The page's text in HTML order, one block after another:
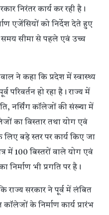
निरंतर कार्य कर रही है।
एजेंसियों को निर्देश देते हुए
समय सीमा से पहले एवं उच्च
ने कहा कि प्रदेश में स्वास्थ्य
परिवर्तन हो रहा है। राज्य में
नर्सिंग कॉलेजों की संख्या में
का विस्तार तथा योग एवं
लिए बड़े स्तर पर कार्य किए जा
में 100 बिस्तरों वाले योग एवं
निर्माण भी प्रगति पर है।
राज्य सरकार ने पूर्व में लंबित
के निर्माण कार्य प्रारंभ